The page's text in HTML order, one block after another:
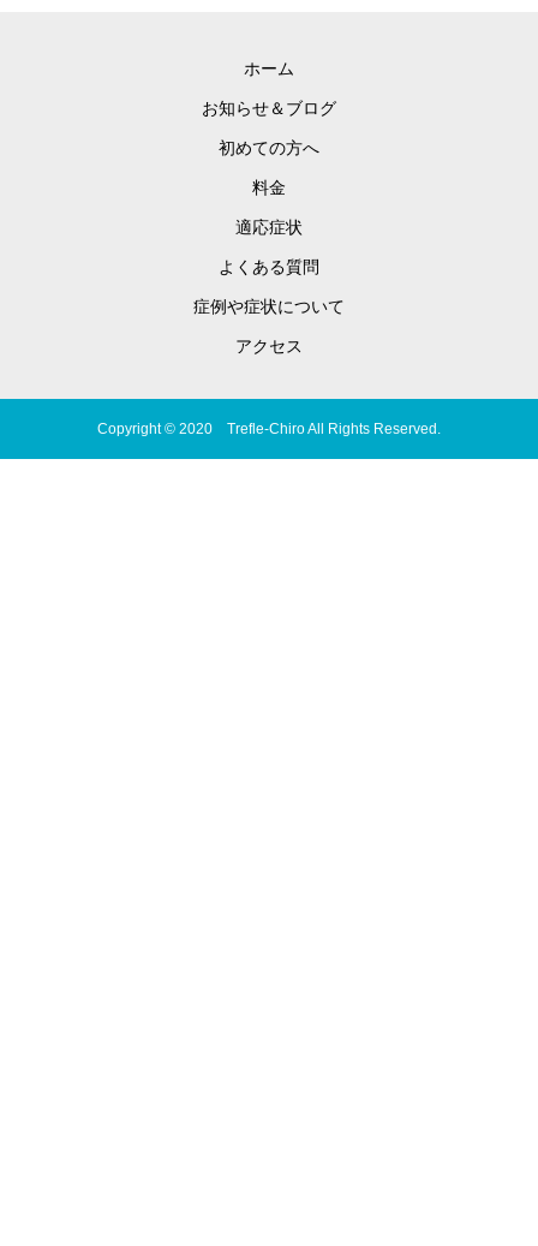
ホーム
お知らせ＆ブログ
初めての方へ
料金
適応症状
よくある質問
症例や症状について
アクセス
Copyright © 2020 Trefle-Chiro All Rights Reserved.